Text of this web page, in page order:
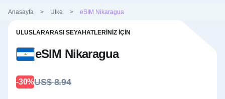
Anasayfa > Ulke > eSIM Nikaragua
ULUSLARARASI SEYAHATLERINIZ İÇIN
eSIM Nikaragua
-30%US$ 8.94